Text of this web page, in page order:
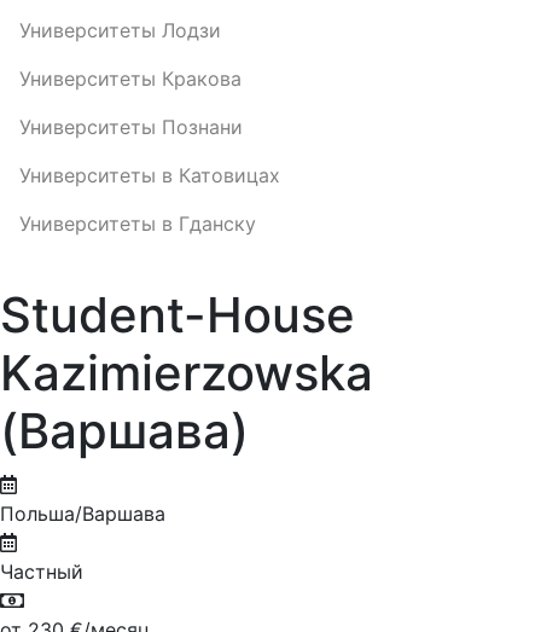
Университеты Лодзи
Университеты Кракова
Университеты Познани
Университеты в Катовицах
Университеты в Гданску
Student-House
Kazimierzowska
(Варшава)
Польша/Варшава
Частный